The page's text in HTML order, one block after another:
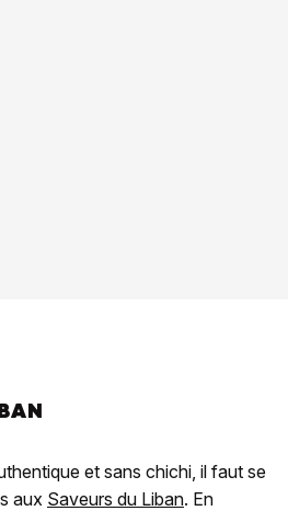
et sans chichi, il faut se
aux Saveurs du Liban. En